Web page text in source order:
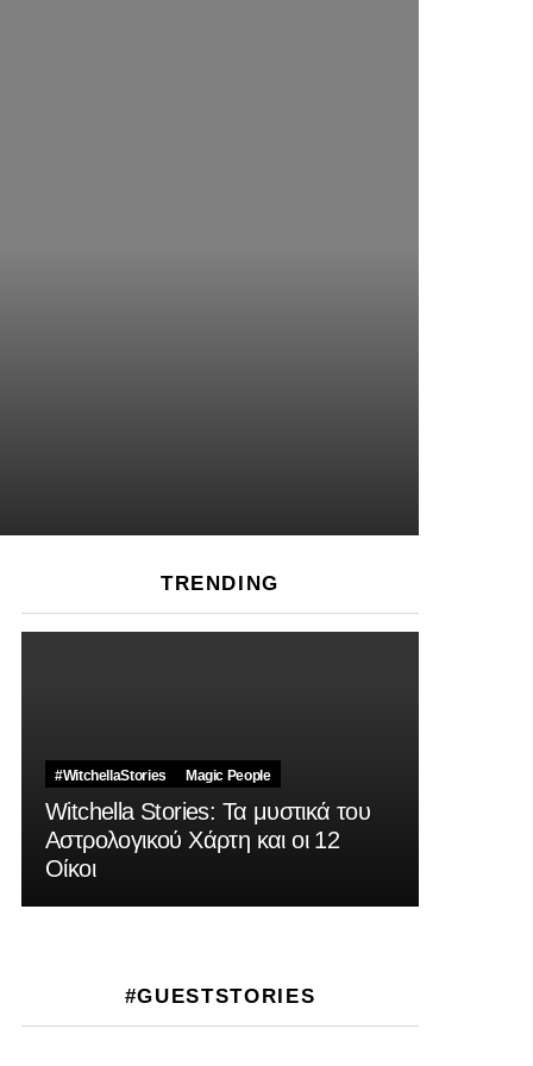
TRENDING
#WitchellaStories Magic People
Witchella Stories: Τα μυστικά του
Αστρολογικού Χάρτη και οι 12
Οίκοι
#GUESTSTORIES